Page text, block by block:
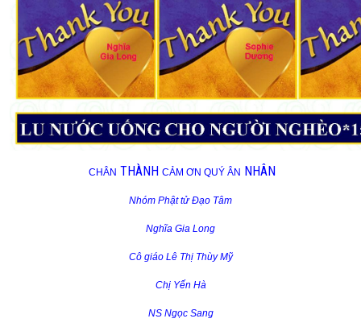
CHÂN THÀNH CẢM ƠN QUÝ ÂN NHÂN
Nhóm Phật tử Đạo Tâm
Nghĩa Gia Long
Cô giáo Lê Thị Thùy Mỹ
Chị Yến Hà
NS Ngọc Sang